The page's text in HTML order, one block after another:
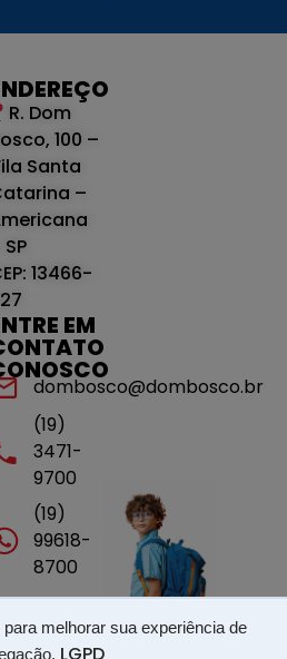
melhorar sua experiência de
R. Dom
100 –
Santa
–
13466-
EM
dombosco@dombosco.br
(19)
3471-
9700
(19)
99618-
8700
- ISSP - LGPD